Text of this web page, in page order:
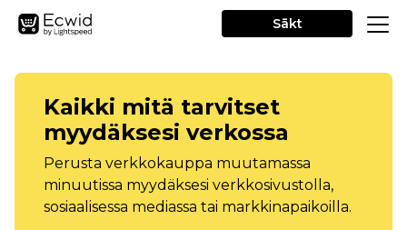
Sākt
Kaikki mitä tarvitset
myydäksesi verkossa
Perusta verkkokauppa muutamassa
minuutissa myydäksesi verkkosivustolla,
sosiaalisessa mediassa tai markkinapaikoilla.